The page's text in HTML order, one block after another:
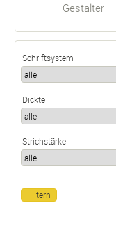
Gestalter
Schriftsystem
Dickte
Strichstärke